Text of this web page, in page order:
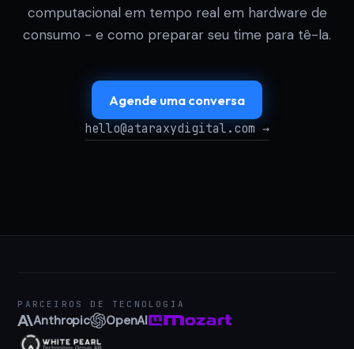
computacional em tempo real em hardware de
consumo - e como preparar seu time para tê-la.
Agende uma conversa
hello@ataraxydigital.com →
PARCEIROS DE TECNOLOGIA
Anthropic OpenAI